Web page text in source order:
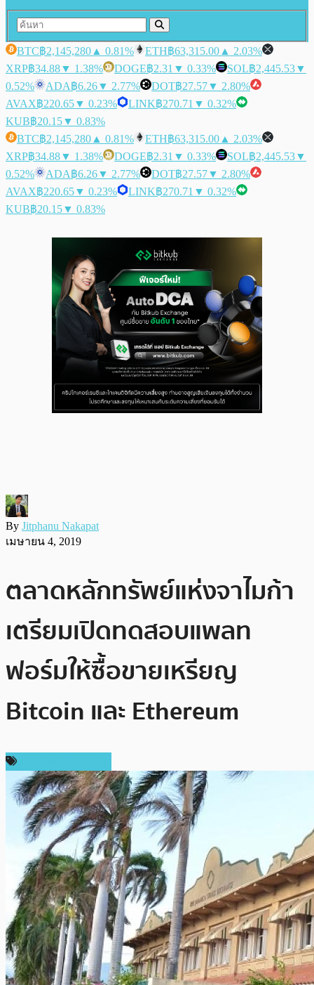
BTC฿2,145,280 ▲ 0.81% ETH฿63,315.00 ▲ 2.03%
XRP฿34.88▼ 1.38% DOGE฿2.31 ▼ 0.33% SOL฿2,445.53▼
0.52%
ADA฿6.26▼ 2.77% DOT฿27.57▼ 2.80%
AVAX฿220.65▼ 0.23% LINK฿270.71 ▼ 0.32%
KUB฿20.15▼ 0.83%
BTC฿2,145,280 ▲ 0.81% ETH฿63,315.00 ▲ 2.03%
XRP฿34.88▼ 1.38% DOGE฿2.31 ▼ 0.33% SOL฿2,445.53▼
0.52%
ADA฿6.26▼ 2.77% DOT฿27.57▼ 2.80%
AVAX฿220.65▼ 0.23% LINK฿270.71 ▼ 0.32%
KUB฿20.15▼ 0.83%
By Jitphanu Nakapat
เมษายน 4, 2019
ตลาดหลักทรัพย์แห่งจาไมก้า
เตรียมเปิดทดสอบแพลท
ฟอร์มให้ซื้อขายเหรียญ
Bitcoin และ Ethereum